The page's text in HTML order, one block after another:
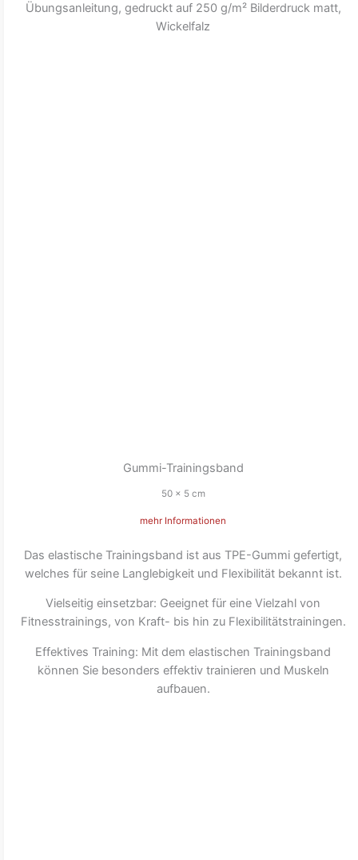
Übungsanleitung, gedruckt auf 250 g/m² Bilderdruck matt,
Wickelfalz
Gummi-Trainingsband
50 x 5 cm
mehr Informationen
Das elastische Trainingsband ist aus TPE-Gummi gefertigt,
welches für seine Langlebigkeit und Flexibilität bekannt ist.
Vielseitig einsetzbar: Geeignet für eine Vielzahl von
Fitnesstrainings, von Kraft- bis hin zu Flexibilitätstrainingen.
Effektives Training: Mit dem elastischen Trainingsband
können Sie besonders effektiv trainieren und Muskeln
aufbauen.